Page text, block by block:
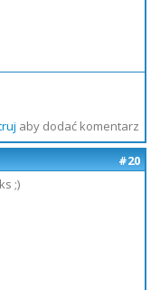
aby dodać komentarz
#20
;)